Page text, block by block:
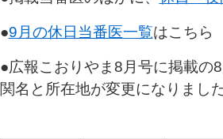
●9月の休日当番医一覧はこちら
●広報こおりやま8月号に掲載の
関名と所在地が変更になりまし